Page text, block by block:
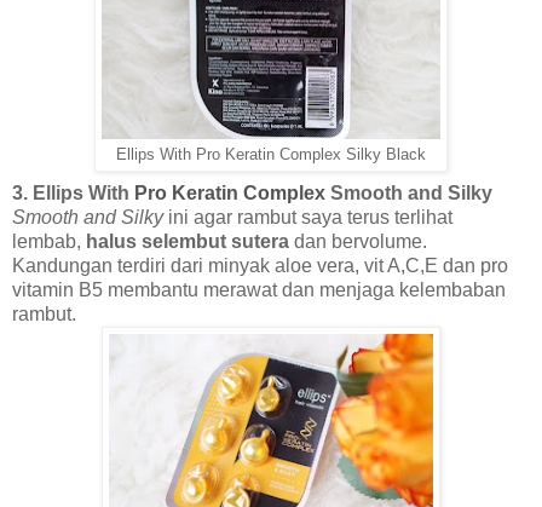
Ellips With Pro Keratin Complex Silky Black
3. Ellips With Pro Keratin Complex Smooth and Silky
Smooth and Silky ini agar rambut saya terus terlihat
lembab, halus selembut sutera dan bervolume.
Kandungan terdiri dari minyak aloe vera, vit A,C,E dan pro
vitamin B5 membantu merawat dan menjaga kelembaban
rambut.